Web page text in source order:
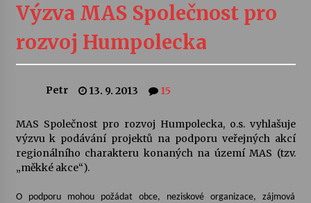
Vernisáž výstavy Josefíny Duškové: Stávám se
kapkou
30. 7. 2026
Veselí muzikanti
Pozvánka na integrační festival Quijotova
Výzva MAS Společnost pro
rozvoj Humpolecka
Petr 13. 9. 2013 15
MAS Společnost pro rozvoj Humpolecka, o.s. vyhlašuje
výzvu k podávání projektů na podporu veřejných akcí
regionálního charakteru konaných na území MAS (tzv.
„měkké akce“).
O podporu mohou požádat obce, neziskové organizace, zájmová